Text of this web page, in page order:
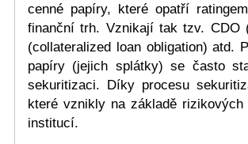
cenné papíry, které opatří
finanční trh. Vznikají tak tzv. CDO
(collateralized loan obligation) atd.
papíry (jejich splátky) se často
sekuritizaci. Díky procesu
které vznikly na základě
institucí.